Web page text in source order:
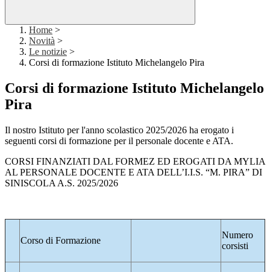
Home >
Novità >
Le notizie >
Corsi di formazione Istituto Michelangelo Pira
Corsi di formazione Istituto Michelangelo
Pira
Il nostro Istituto per l'anno scolastico 2025/2026 ha erogato i
seguenti corsi di formazione per il personale docente e ATA.
CORSI FINANZIATI DAL FORMEZ ED EROGATI DA MYLIA
AL PERSONALE DOCENTE E ATA DELL’I.I.S. “M. PIRA” DI
SINISCOLA A.S. 2025/2026
Corso di Formazione
Numero
corsisti